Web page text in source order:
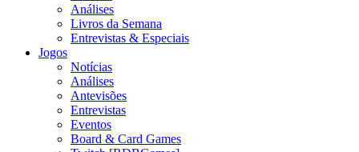
Análises
Livros da Semana
Entrevistas & Especiais
Jogos
Notícias
Análises
Antevisões
Entrevistas
Eventos
Board & Card Games